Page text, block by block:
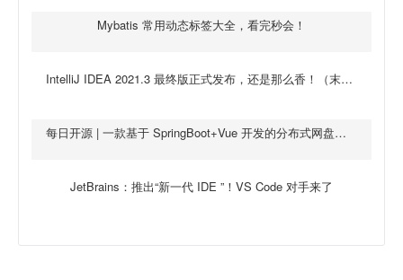
Mybatis 常用动态标签大全，看完秒会！
IntelliJ IDEA 2021.3 最终版正式发布，还是那么香！（末尾有惊喜）
每日开源 | 一款基于 SpringBoot+Vue 开发的分布式网盘系统
JetBrains：推出“新一代 IDE ”！VS Code 对手来了